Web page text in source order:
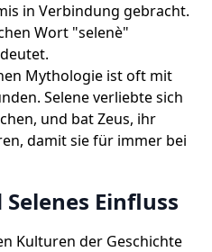
in Verbindung gebracht.
Wort "selenè"
Mythologie ist oft mit
Selene verliebte sich
und bat Zeus, ihr
damit sie für immer bei
Einfluss
Kulturen der Geschichte